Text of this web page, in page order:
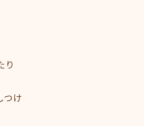
り
つけ